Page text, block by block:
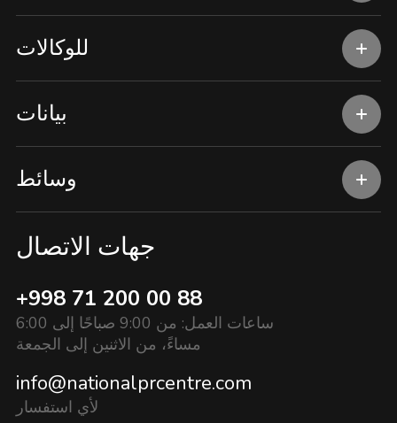
للوكالات
بيانات
وسائط
جهات الاتصال
+998 71 200 00 88
ساعات العمل: من 9:00 صباحًا إلى 6:00
مساءً، من الاثنين إلى الجمعة
info@nationalprcentre.com
لأي استفسار